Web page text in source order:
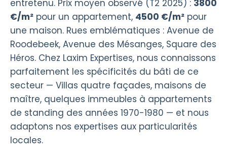
entretenu. Prix moyen observé (T2 2025) : 3800
€/m² pour un appartement, 4500 €/m² pour
une maison. Rues emblématiques : Avenue de
Roodebeek, Avenue des Mésanges, Square des
Héros. Chez Laxim Expertises, nous connaissons
parfaitement les spécificités du bâti de ce
secteur — Villas quatre façades, maisons de
maître, quelques immeubles à appartements
de standing des années 1970-1980 — et nous
adaptons nos expertises aux particularités
locales.